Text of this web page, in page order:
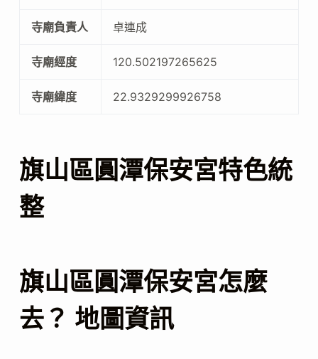
寺廟負責人 卓連成
寺廟經度 120.502197265625
寺廟緯度 22.9329299926758
旗山區圓潭保安宮特色統
整
旗山區圓潭保安宮怎麼
去？ 地圖資訊